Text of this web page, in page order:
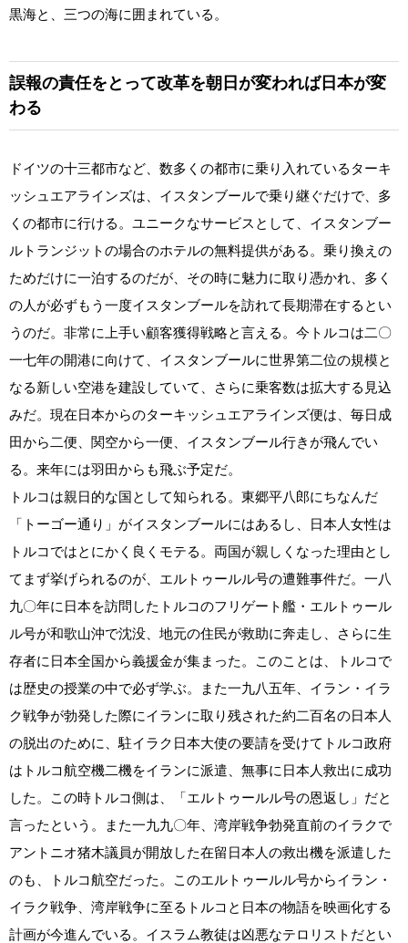
黒海と、三つの海に囲まれている。
誤報の責任をとって改革を朝日が変われば日本が変
わる
ドイツの十三都市など、数多くの都市に乗り入れているターキ
ッシュエアラインズは、イスタンブールで乗り継ぐだけで、多
くの都市に行ける。ユニークなサービスとして、イスタンブー
ルトランジットの場合のホテルの無料提供がある。乗り換えの
ためだけに一泊するのだが、その時に魅力に取り憑かれ、多く
の人が必ずもう一度イスタンブールを訪れて長期滞在するとい
うのだ。非常に上手い顧客獲得戦略と言える。今トルコは二〇
一七年の開港に向けて、イスタンブールに世界第二位の規模と
なる新しい空港を建設していて、さらに乗客数は拡大する見込
みだ。現在日本からのターキッシュエアラインズ便は、毎日成
田から二便、関空から一便、イスタンブール行きが飛んでい
る。来年には羽田からも飛ぶ予定だ。
トルコは親日的な国として知られる。東郷平八郎にちなんだ
「トーゴー通り」がイスタンブールにはあるし、日本人女性は
トルコではとにかく良くモテる。両国が親しくなった理由とし
てまず挙げられるのが、エルトゥールル号の遭難事件だ。一八
九〇年に日本を訪問したトルコのフリゲート艦・エルトゥール
ル号が和歌山沖で沈没、地元の住民が救助に奔走し、さらに生
存者に日本全国から義援金が集まった。このことは、トルコで
は歴史の授業の中で必ず学ぶ。また一九八五年、イラン・イラ
ク戦争が勃発した際にイランに取り残された約二百名の日本人
の脱出のために、駐イラク日本大使の要請を受けてトルコ政府
はトルコ航空機二機をイランに派遣、無事に日本人救出に成功
した。この時トルコ側は、「エルトゥールル号の恩返し」だと
言ったという。また一九九〇年、湾岸戦争勃発直前のイラクで
アントニオ猪木議員が開放した在留日本人の救出機を派遣した
のも、トルコ航空だった。このエルトゥールル号からイラン・
イラク戦争、湾岸戦争に至るトルコと日本の物語を映画化する
計画が今進んでいる。イスラム教徒は凶悪なテロリストだとい